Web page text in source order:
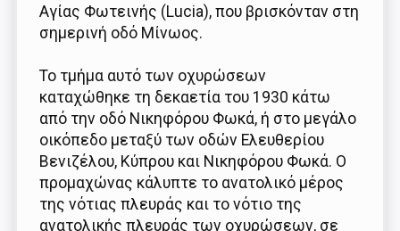
Αγίας Φωτεινής (Lucia), που βρισκόνταν στη
σημερινή οδό Μίνωος.
Το τμήμα αυτό των οχυρώσεων
καταχώθηκε τη δεκαετία του 1930 κάτω
από την οδό Νικηφόρου Φωκά, ή στο μεγάλο
οικόπεδο μεταξύ των οδών Ελευθερίου
Βενιζέλου, Κύπρου και Νικηφόρου Φωκά. Ο
προμαχώνας κάλυπτε το ανατολικό μέρος
της νότιας πλευράς και το νότιο της
ανατολικής πλευράς των οχυρώσεων, σε